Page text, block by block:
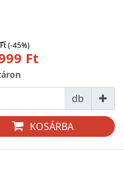
(-45%)
Ft
db
KOSÁRBA